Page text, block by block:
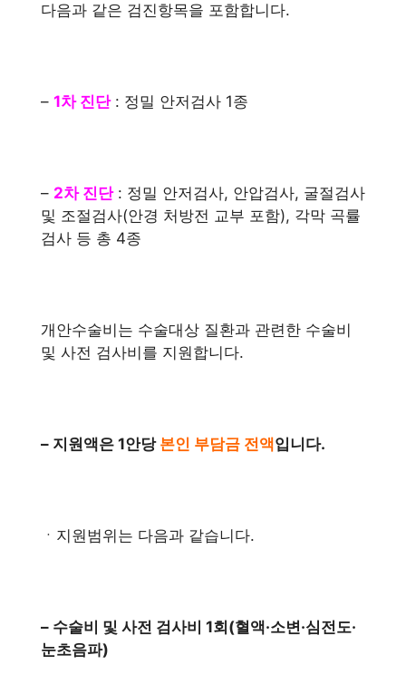
다음과 같은 검진항목을 포함합니다.
– 1차 진단: 정밀 안저검사 1종
– 2차 진단: 정밀 안저검사, 안압검사, 굴절검사
및 조절검사(안경 처방전 교부 포함), 각막 곡률
검사 등 총 4종
개안수술비는 수술대상 질환과 관련한 수술비
및 사전 검사비를 지원합니다.
– 지원액은 1안당 본인 부담금 전액입니다.
ㆍ지원범위는 다음과 같습니다.
– 수술비 및 사전 검사비 1회(혈액·소변·심전도·
눈초음파)